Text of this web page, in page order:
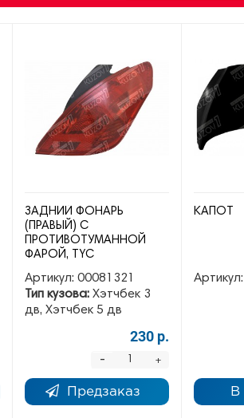
ЗАДНИЙ ФОНАРЬ
(ПРАВЫЙ) С
ПРОТИВОТУМАННОЙ
ФАРОЙ, TYC
Артикул: 00081321
Тип кузова: Хэтчбек 3
дв, Хэтчбек 5 дв
230 р.
+
-
Предзаказ
КАПОТ
Артикул:
В